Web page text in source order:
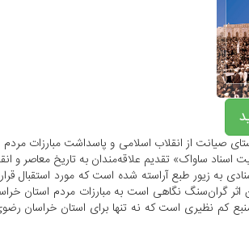
صیانت از انقلاب اسلامی و پاسداشت مبارزات